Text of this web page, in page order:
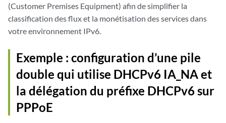
(Customer Premises Equipment) afin de simplifier la
classification des flux et la monétisation des services dans
votre environnement IPv6.
Exemple : configuration d’une pile
double qui utilise DHCPv6 IA_NA et
la délégation du préfixe DHCPv6 sur
PPPoE